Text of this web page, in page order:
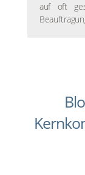
auf oft